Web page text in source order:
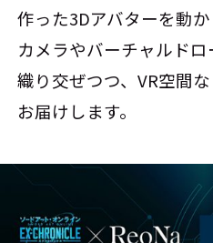
作った3Dアバターを動
カメラやバーチャルド
織り交ぜつつ、VR空間
お届けします。